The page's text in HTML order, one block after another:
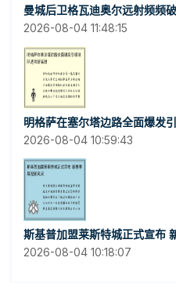
曼城后卫格瓦迪奥尔远射频频
2026-08-04 11:48:15
明格萨在塞尔塔边路全面爆发
2026-08-04 10:59:43
斯基普加盟莱斯特城正式宣布
2026-08-04 10:18:07